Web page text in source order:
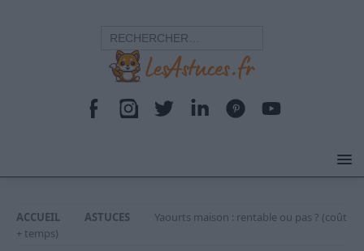
ACCUEIL ASTUCES
Yaourts maison : rentable ou pas ? (coût
+ temps)